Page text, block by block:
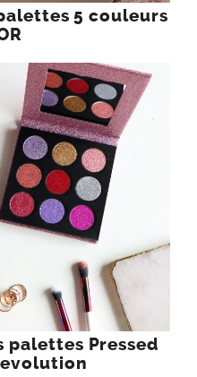
5 couleurs
palettes Pressed